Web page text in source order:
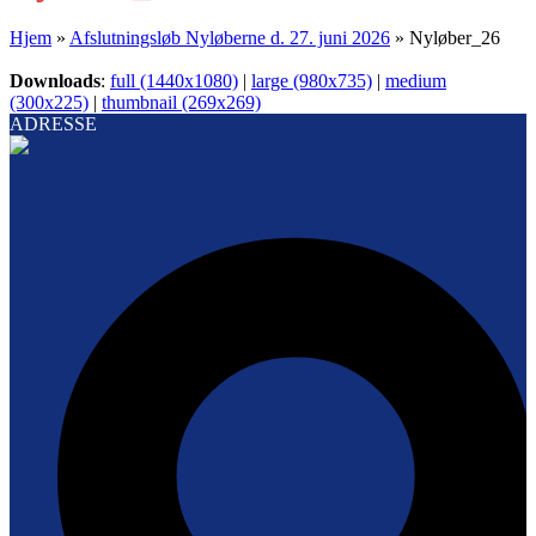
Hjem » Afslutningsløb Nyløberne d. 27. juni 2026 » Nyløber_26
Downloads: full (1440x1080) | large (980x735) | medium
(300x225) | thumbnail (269x269)
ADRESSE